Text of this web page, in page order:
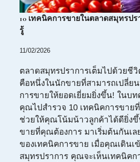
10 เทคนิคการขายในตลาดสมุทรป
รู้
11/02/2026
ตลาดสมุทรปราการเต็มไปด้วยชี
คือหนึ่งในนักขายที่สามารถเปลี่ย
การขายให้ยอดเยี่ยมยิ่งขึ้น! ในบท
คุณไปสำรวจ 10 เทคนิคการขาย
ช่วยให้คุณโน้มน้าวลูกค้าได้ดียิ่งขึ้
ขายที่คุณต้องการ มาเริ่มต้นกันเล
ของเทคนิคการขาย เมื่อคุณเดินเ
สมุทรปราการ คุณจะเห็นเทคนิคก